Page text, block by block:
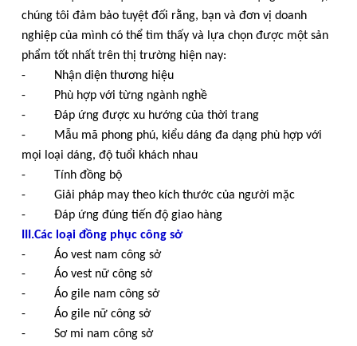
chúng tôi đảm bảo tuyệt đối rằng, bạn và đơn vị doanh
nghiệp của mình có thể tìm thấy và lựa chọn được một sản
phẩm tốt nhất trên thị trường hiện nay:
- Nhận diện thương hiệu
- Phù hợp với từng ngành nghề
- Đáp ứng được xu hướng của thời trang
- Mẫu mã phong phú, kiểu dáng đa dạng phù hợp với
mọi loại dáng, độ tuổi khách nhau
- Tính đồng bộ
- Giải pháp may theo kích thước của người mặc
- Đáp ứng đúng tiến độ giao hàng
III.Các loại đồng phục công sở
- Áo vest nam công sở
- Áo vest nữ công sở
- Áo gile nam công sở
- Áo gile nữ công sở
- Sơ mi nam công sở